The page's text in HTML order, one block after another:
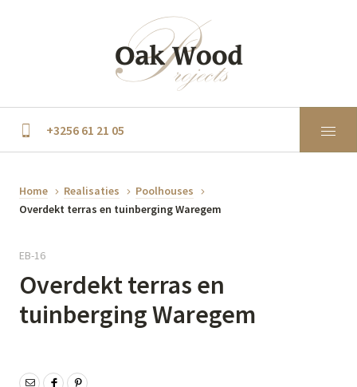
+3256 61 21 05
Home Realisaties
Poolhouses
Overdekt terras en tuinberging Waregem
EB-16
Overdekt terras en
tuinberging Waregem